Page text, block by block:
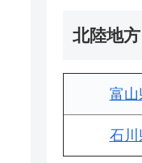
北陸地方
富山
石川